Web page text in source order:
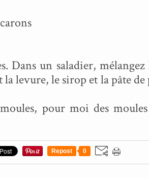
Dans un saladier,
levure, le sirop et la pâte de
pour moi des
Repost 0